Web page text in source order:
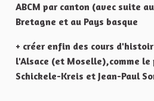
ABCM par canton (avec suite
Bretagne et au Pays basque
+ créer enfin des cours
l'Alsace (et Moselle),comme le
Schickele-Kreis et Jean-Paul